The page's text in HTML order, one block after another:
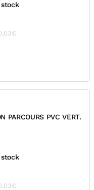
PARCOURS PVC VERT.